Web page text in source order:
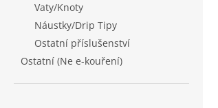
Vaty/Knoty
Náustky/Drip Tipy
Ostatní příslušenství
Ostatní (Ne e-kouření)